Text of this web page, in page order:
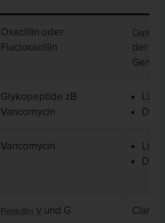
Oxacillin oder
Flucloxacillin
der 1.
Glykopeptide zB
Vancomycin
Vancomycin
Penicillin V und G